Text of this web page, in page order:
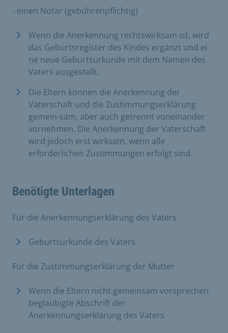
- einen Notar (gebührenpflichtig)
Wenn die Anerkennung rechtswirksam ist, wird
das Geburtsregister des Kindes ergänzt und ei-
ne neue Geburtsurkunde mit dem Namen des
Vaters ausgestellt.
Die Eltern können die Anerkennung der
Vaterschaft und die Zustimmungserklärung
gemein-sam, aber auch getrennt voneinander
vornehmen. Die Anerkennung der Vaterschaft
wird jedoch erst wirksam, wenn alle
erforderlichen Zustimmungen erfolgt sind.
Benötigte Unterlagen
Für die Anerkennungserklärung des Vaters
Geburtsurkunde des Vaters
Für die Zustimmungserklärung der Mutter
Wenn die Eltern nicht gemeinsam vorsprechen:
beglaubigte Abschrift der
Anerkennungserklärung des Vaters